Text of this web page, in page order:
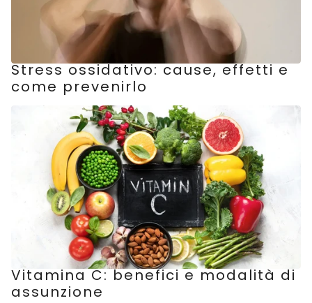
Stress ossidativo: cause, effetti e
come prevenirlo
Vitamina C: benefici e modalità di
assunzione